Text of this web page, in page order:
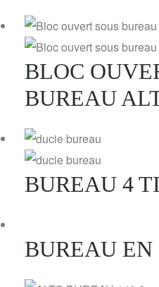
BLOC
BUREAU
BUREAU 4
BUREAU EN